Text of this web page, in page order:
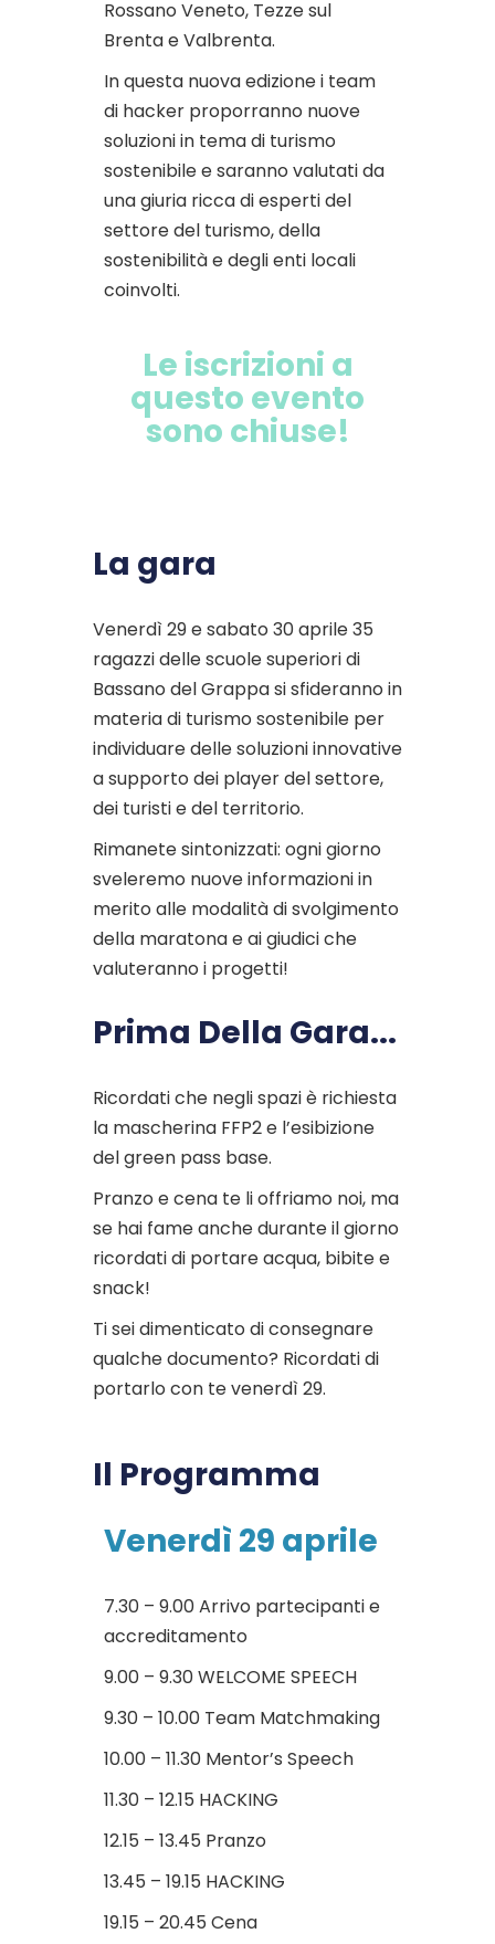
Rossano Veneto, Tezze sul
Brenta e Valbrenta.
In questa nuova edizione i team
di hacker proporranno nuove
soluzioni in tema di turismo
sostenibile e saranno valutati da
una giuria ricca di esperti del
settore del turismo, della
sostenibilità e degli enti locali
coinvolti.
Le iscrizioni a
questo evento
sono chiuse!
La gara
Venerdì 29 e sabato 30 aprile 35
ragazzi delle scuole superiori di
Bassano del Grappa si sfideranno in
materia di turismo sostenibile per
individuare delle soluzioni innovative
a supporto dei player del settore,
dei turisti e del territorio.
Rimanete sintonizzati: ogni giorno
sveleremo nuove informazioni in
merito alle modalità di svolgimento
della maratona e ai giudici che
valuteranno i progetti!
Prima Della Gara...
Ricordati che negli spazi è richiesta
la mascherina FFP2 e l’esibizione
del green pass base.
Pranzo e cena te li offriamo noi, ma
se hai fame anche durante il giorno
ricordati di portare acqua, bibite e
snack!
Ti sei dimenticato di consegnare
qualche documento? Ricordati di
portarlo con te venerdì 29.
Il Programma
Venerdì 29 aprile
7.30 – 9.00 Arrivo partecipanti e
accreditamento
9.00 – 9.30 WELCOME SPEECH
9.30 – 10.00 Team Matchmaking
10.00 – 11.30 Mentor’s Speech
11.30 – 12.15 HACKING
12.15 – 13.45 Pranzo
13.45 – 19.15 HACKING
19.15 – 20.45 Cena